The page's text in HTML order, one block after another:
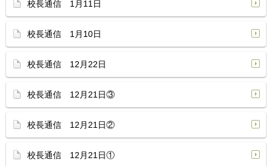
校長通信 1月11日
校長通信 1月10日
校長通信 12月22日
校長通信 12月21日③
校長通信 12月21日②
校長通信 12月21日①